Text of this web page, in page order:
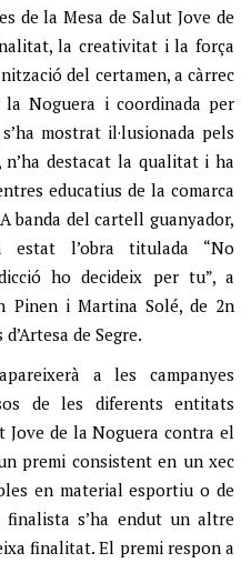
de la Mesa de Salut Jove de
la creativitat i la força
del certamen, a càrrec
Noguera i coordinada per
mostrat il·lusionada pels
destacat la qualitat i ha
educatius de la comarca
banda del cartell guanyador,
estat l’obra titulada “No
ho decideix per tu”, a
Pinen i Martina Solé, de 2n
de Segre.
a les campanyes
de les diferents entitats
Jove de la Noguera contra el
premi consistent en un xec
en material esportiu o de
finalista s’ha endut un altre
finalitat. El premi respon a